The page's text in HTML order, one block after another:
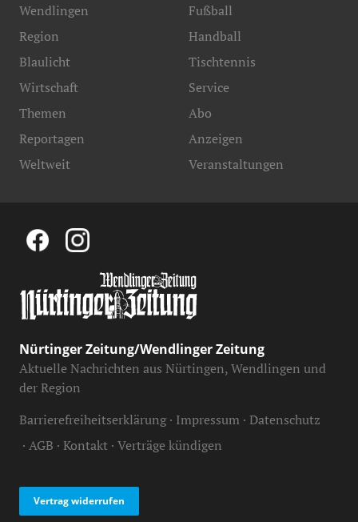
Wendlingen
Region
Blaulicht
Fußball
Handball
Tischtennis
Wirtschaft
Themen
Reportagen
Weltweit
Service
Abo
Anzeigen
Veranstaltungen
Nürtinger Zeitung/Wendlinger Zeitung
Aktuelle Nachrichten aus Nürtingen, Wendlingen und
der Region
Barrierefreiheitserklärung Impressum Datenschutz
AGB Kontakt Verträge kündigen
Vertrag widerrufen